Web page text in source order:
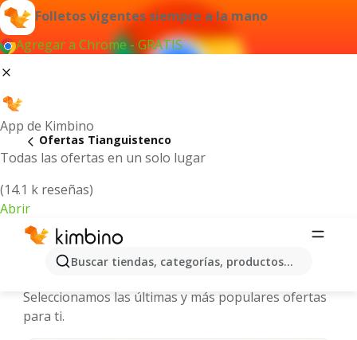
Folletos vigentes siempre a la mano
Agregar a Chrome - GRATIS
App de Kimbino
Todas las ofertas en un solo lugar
(14.1 k reseñas)
Abrir
Buscar tiendas, categorías, productos...
Ofertas Tianguistenco
Tianguistenco - Folletos y ofertas
Seleccionamos las últimas y más populares ofertas
para ti.